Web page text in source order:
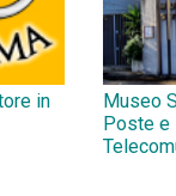
in
Museo
Poste e